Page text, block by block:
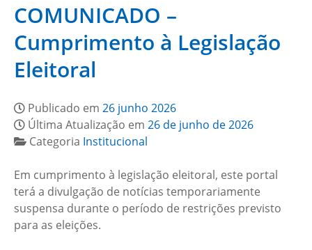
COMUNICADO –
Cumprimento à Legislação
Eleitoral
Publicado em 26 junho 2026
Última Atualização em 26 de junho de 2026
Categoria Institucional
Em cumprimento à legislação eleitoral, este portal
terá a divulgação de notícias temporariamente
suspensa durante o período de restrições previsto
para as eleições.